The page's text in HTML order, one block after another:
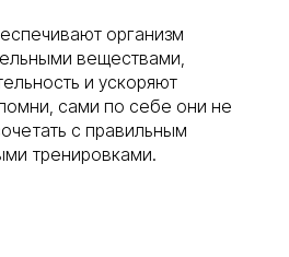
организм
веществами,
и ускоряют
сами по себе они не
с правильным
тренировками.